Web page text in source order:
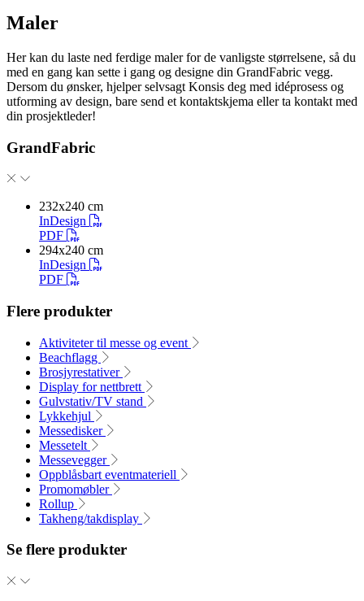
Maler
Her kan du laste ned ferdige maler for de vanligste størrelsene, så du
med en gang kan sette i gang og designe din GrandFabric vegg.
Dersom du ønsker, hjelper selvsagt Konsis deg med idéprosess og
utforming av design, bare send et kontaktskjema eller ta kontakt med
din prosjektleder!
GrandFabric
232x240 cm
InDesign
PDF
294x240 cm
InDesign
PDF
Flere produkter
Aktiviteter til messe og event
Beachflagg
Brosjyrestativer
Display for nettbrett
Gulvstativ/TV stand
Lykkehjul
Messedisker
Messetelt
Messevegger
Oppblåsbart eventmateriell
Promomøbler
Rollup
Takheng/takdisplay
Se flere produkter